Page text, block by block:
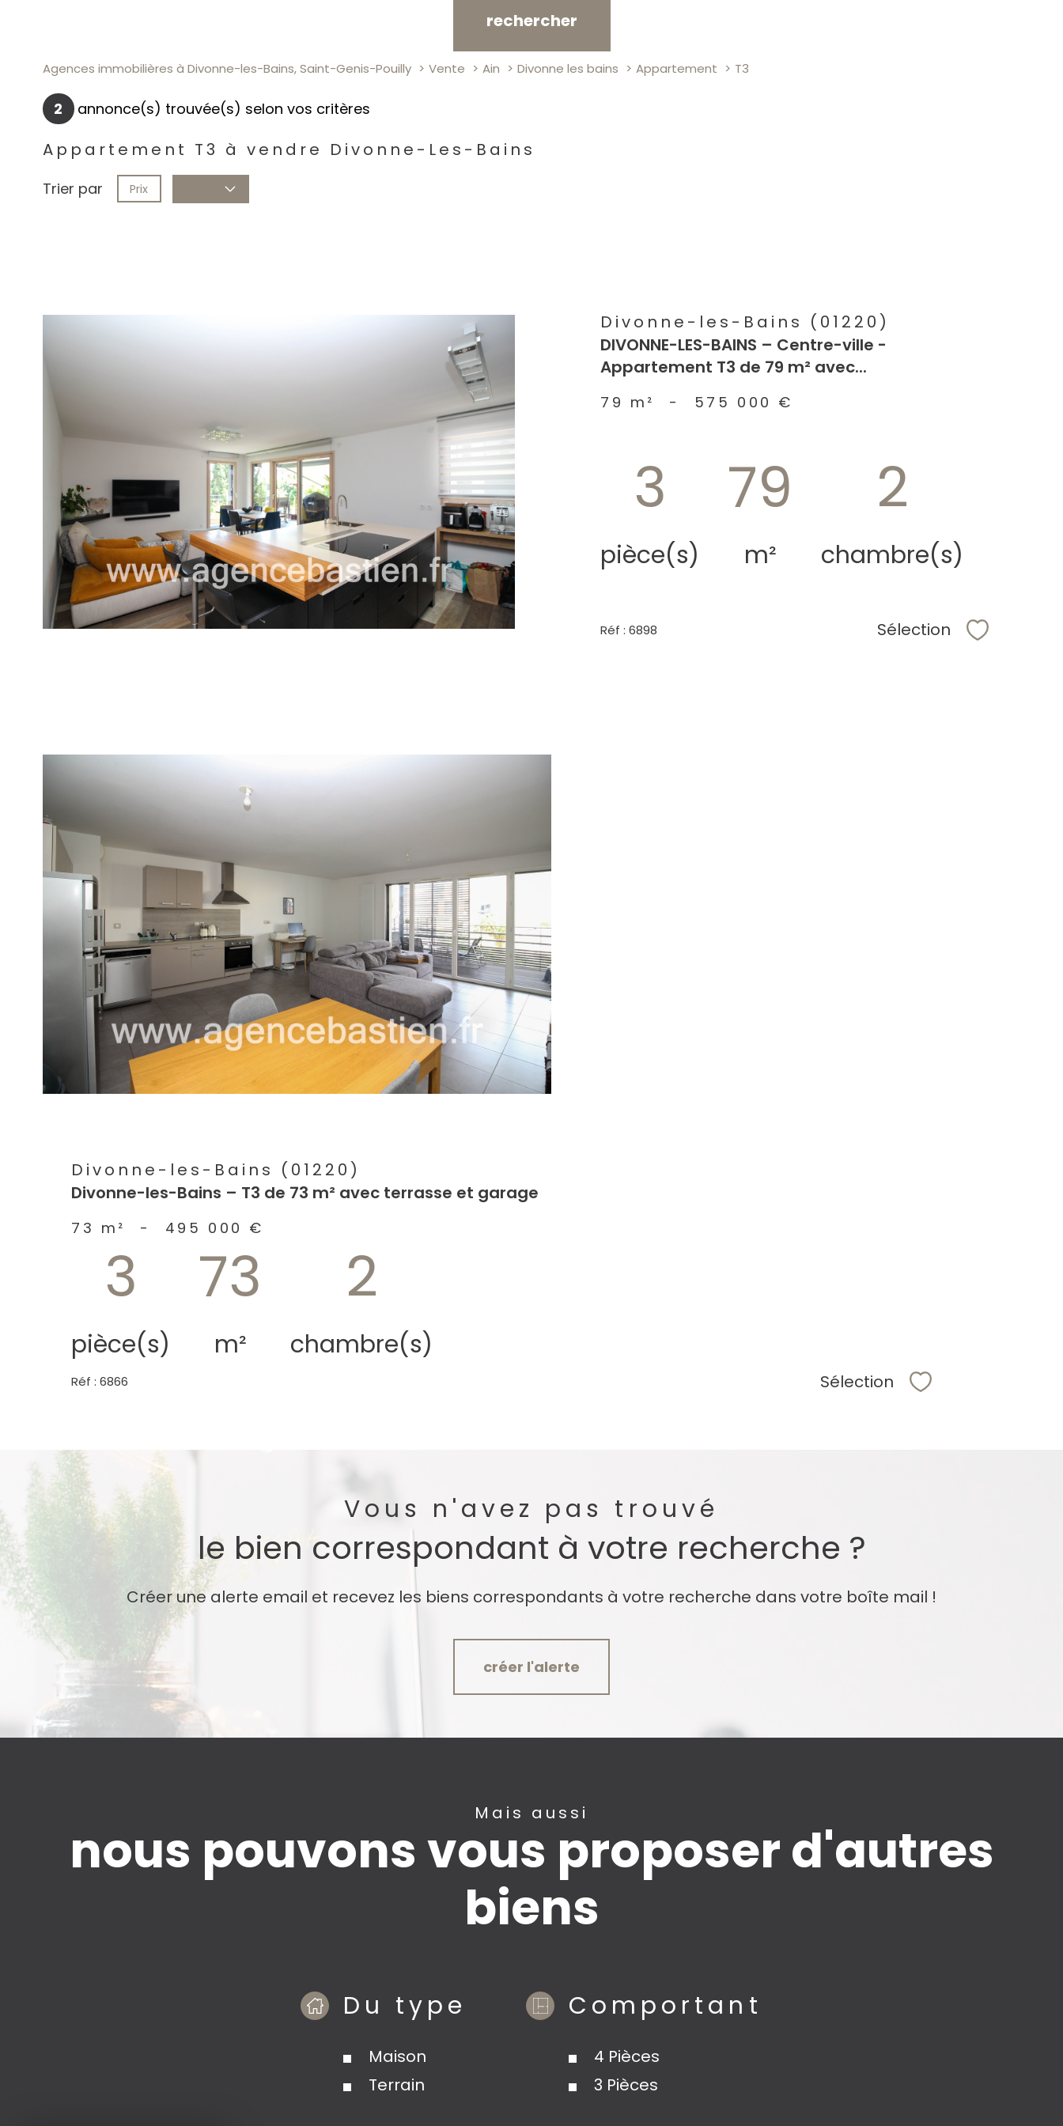
rechercher
Agences immobilières à Divonne-les-Bains, Saint-Genis-Pouilly Vente Ain Divonne les bains Appartement T3
2 annonce(s) trouvée(s) selon vos critères
Appartement T3 à vendre Divonne-Les-Bains
Trier par Prix
voir le
bien
Divonne-les-Bains (01220)
DIVONNE-LES-BAINS – Centre-ville -
Appartement T3 de 79 m² avec...
79 m² - 575 000 €
3
pièce(s)
79
m²
2
chambre(s)
Réf : 6898 Sélection
voir le
bien
Divonne-les-Bains (01220)
Divonne-les-Bains – T3 de 73 m² avec terrasse et garage
73 m² - 495 000 €
3
pièce(s)
73
m²
2
chambre(s)
Réf : 6866 Sélection Sélectionner
Vous n'avez pas trouvé
le bien correspondant à votre recherche ?
Créer une alerte email et recevez les biens correspondants à votre recherche dans votre boîte mail !
créer l'alerte
Mais aussi
nous pouvons vous proposer d'autres
biens
Du type
Maison
Terrain
Comportant
4 Pièces
3 Pièces